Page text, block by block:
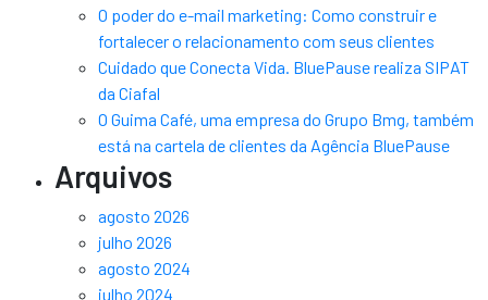
O poder do e-mail marketing: Como construir e
fortalecer o relacionamento com seus clientes
Cuidado que Conecta Vida. BluePause realiza SIPAT
da Ciafal
O Guima Café, uma empresa do Grupo Bmg, também
está na cartela de clientes da Agência BluePause
Arquivos
agosto 2026
julho 2026
agosto 2024
julho 2024